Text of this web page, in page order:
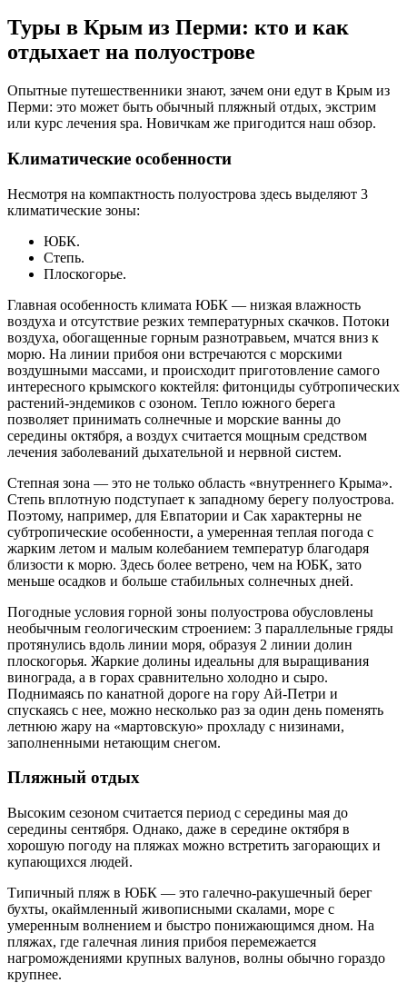
Туры в Крым из Перми: кто и как
отдыхает на полуострове
Опытные путешественники знают, зачем они едут в Крым из
Перми: это может быть обычный пляжный отдых, экстрим
или курс лечения spa. Новичкам же пригодится наш обзор.
Климатические особенности
Несмотря на компактность полуострова здесь выделяют 3
климатические зоны:
ЮБК.
Степь.
Плоскогорье.
Главная особенность климата ЮБК — низкая влажность
воздуха и отсутствие резких температурных скачков. Потоки
воздуха, обогащенные горным разнотравьем, мчатся вниз к
морю. На линии прибоя они встречаются с морскими
воздушными массами, и происходит приготовление самого
интересного крымского коктейля: фитонциды субтропических
растений-эндемиков с озоном. Тепло южного берега
позволяет принимать солнечные и морские ванны до
середины октября, а воздух считается мощным средством
лечения заболеваний дыхательной и нервной систем.
Степная зона — это не только область «внутреннего Крыма».
Степь вплотную подступает к западному берегу полуострова.
Поэтому, например, для Евпатории и Сак характерны не
субтропические особенности, а умеренная теплая погода с
жарким летом и малым колебанием температур благодаря
близости к морю. Здесь более ветрено, чем на ЮБК, зато
меньше осадков и больше стабильных солнечных дней.
Погодные условия горной зоны полуострова обусловлены
необычным геологическим строением: 3 параллельные гряды
протянулись вдоль линии моря, образуя 2 линии долин
плоскогорья. Жаркие долины идеальны для выращивания
винограда, а в горах сравнительно холодно и сыро.
Поднимаясь по канатной дороге на гору Ай-Петри и
спускаясь с нее, можно несколько раз за один день поменять
летнюю жару на «мартовскую» прохладу с низинами,
заполненными нетающим снегом.
Пляжный отдых
Высоким сезоном считается период с середины мая до
середины сентября. Однако, даже в середине октября в
хорошую погоду на пляжах можно встретить загорающих и
купающихся людей.
Типичный пляж в ЮБК — это галечно-ракушечный берег
бухты, окаймленный живописными скалами, море с
умеренным волнением и быстро понижающимся дном. На
пляжах, где галечная линия прибоя перемежается
нагромождениями крупных валунов, волны обычно гораздо
крупнее.